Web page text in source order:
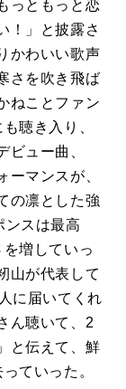
っともっと恋
！」と披露さ
かわいい歌声
さを吹き飛ば
ねことファン
聴き入り、
ビュー曲、
ーマンスが、
の凛とした強
ンスは最高
増していっ
山が代表して
に届いてくれ
ん聴いて、2
と伝えて、鮮
ていった。